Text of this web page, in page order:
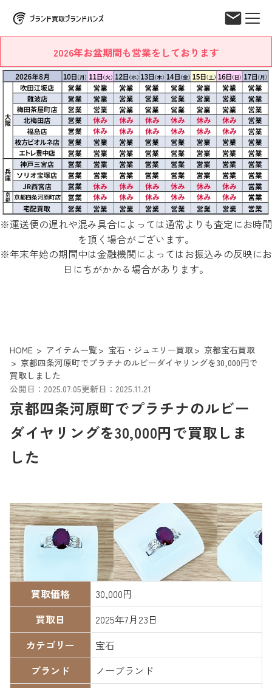
2026年お盆期間も営業をしております
※運送便の遅れや混み具合によっては通常よりも査定にお時間
を頂く場合がございます。
※年末年始の期間中は金融機関によってはお振込みの反映にお
日にちがかかる場合があります。
HOME アイテム一覧 宝石・ジュエリー買取
京都宝石買取
京都四条河原町でプラチナのルビーダイヤリングを30,000円で
買取しました
公開日：2025.07.05更新日：2025.11.21
京都四条河原町でプラチナのルビー
ダイヤリングを30,000円で買取しま
した
買取価格
30,000円
買取日
2025年7月23日
カテゴリー
宝石
ブランド
ノーブランド